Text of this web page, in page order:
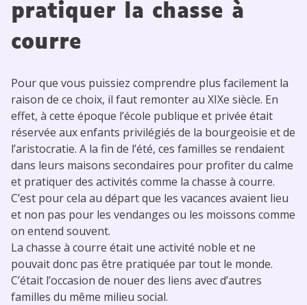
pratiquer la chasse à
courre
Pour que vous puissiez comprendre plus facilement la
raison de ce choix, il faut remonter au XIXe siècle. En
effet, à cette époque l’école publique et privée était
réservée aux enfants privilégiés de la bourgeoisie et de
l’aristocratie. A la fin de l’été, ces familles se rendaient
dans leurs maisons secondaires pour profiter du calme
et pratiquer des activités comme la chasse à courre.
C’est pour cela au départ que les vacances avaient lieu
et non pas pour les vendanges ou les moissons comme
on entend souvent.
La chasse à courre était une activité noble et ne
pouvait donc pas être pratiquée par tout le monde.
C’était l’occasion de nouer des liens avec d’autres
familles du même milieu social.